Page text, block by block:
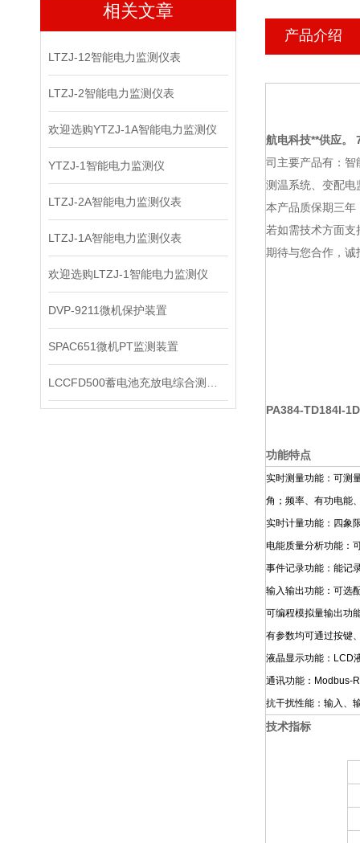
相关文章
LTZJ-12智能电力监测仪表
LTZJ-2智能电力监测仪表
欢迎选购YTZJ-1A智能电力监测仪
YTZJ-1智能电力监测仪
LTZJ-2A智能电力监测仪表
LTZJ-1A智能电力监测仪表
欢迎选购LTZJ-1智能电力监测仪
DVP-9211微机保护装置
SPAC651微机PT监测装置
产品介绍
航电科技**供应。
司主要产品有：智
测温系统、变配电
本产品质保期三年
若如需技术方面
期待与您合作，
PA384-TD184I-
功能特点
实时测量功能：可测
角；频率、有功电能
实时计量功能：四象
电能质量分析功能：
事件记录功能：能记
输入输出功能：可选
可编程模拟量输出功
有参数均可通过按键
液晶显示功能：LCD
通讯功能：Modbus-
抗干扰性能：输入、
技术指标